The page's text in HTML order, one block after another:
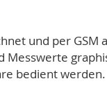
und per GSM
bedient werden.